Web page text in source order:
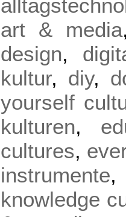
art & media
design,
kultur, diy,
yourself
kulturen,
cultures,
instrumente
knowledge